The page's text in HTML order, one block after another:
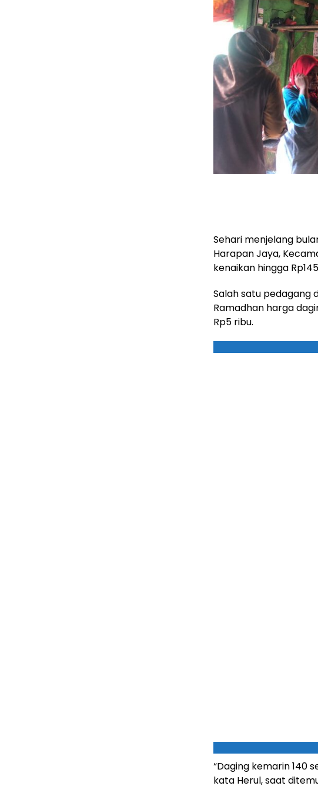
Sehari menjelang
Harapan Jaya,
kenaikan hingga
Salah satu pedagang
Ramadhan harga
Rp5 ribu.
“Daging kemarin 140
kata Herul, saat